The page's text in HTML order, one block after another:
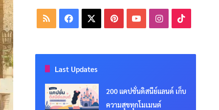
RSS Facebook PinterestYouTubeInstagram
Last Updates
200 แคปชั่นดิสนีย์แลนด์ เก็บ
ความสุขทุกโมเมนต์